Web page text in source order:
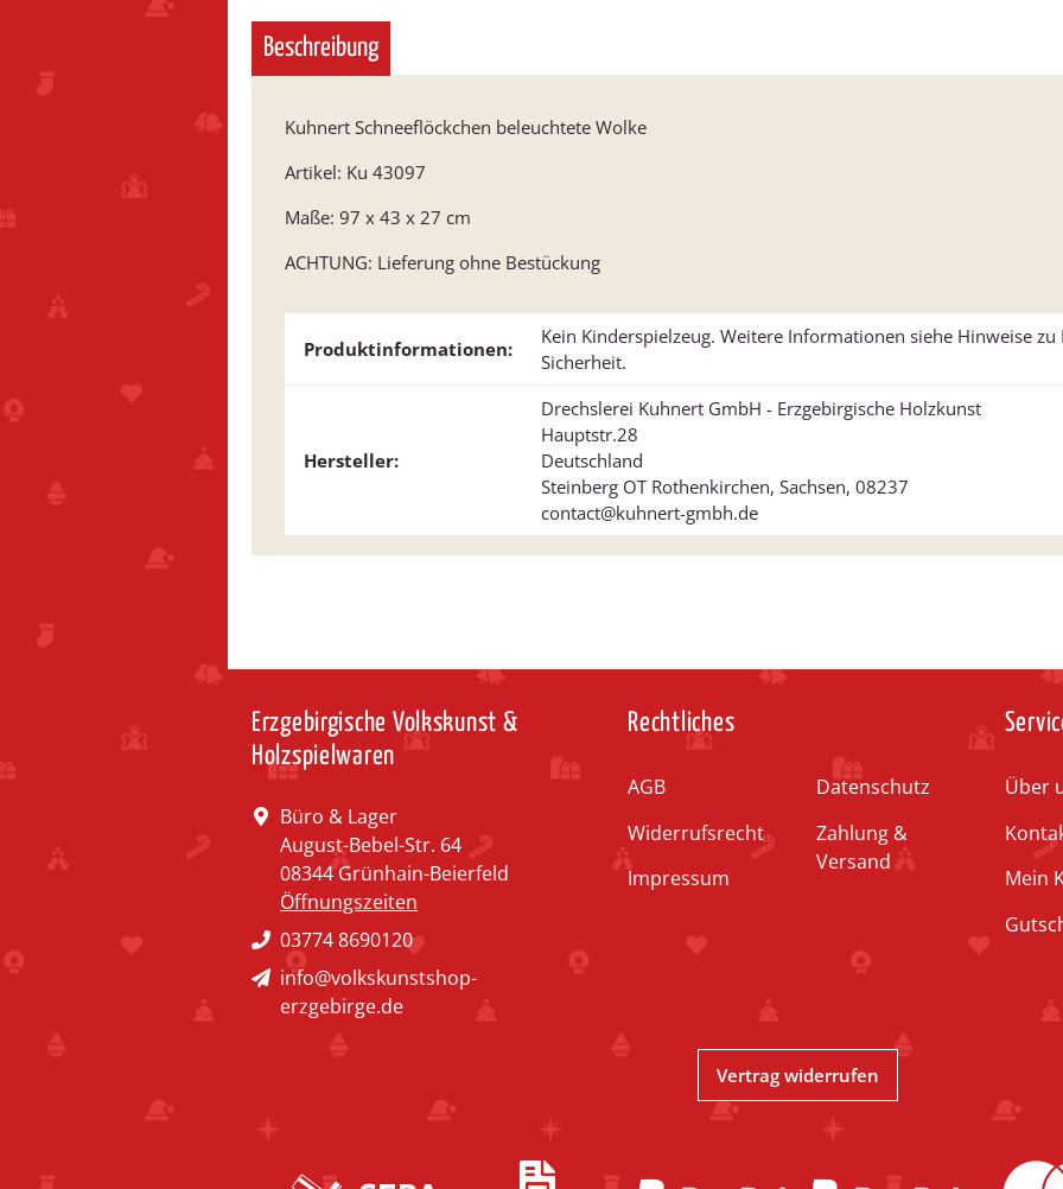
Beschreibung
Kuhnert Schneeflöckchen beleuchtete Wolke
Artikel: Ku 43097
Maße: 97 x 43 x 27 cm
ACHTUNG: Lieferung ohne Bestückung
Produktinformationen:
Kein Kinderspielzeug. Weitere Informationen siehe Hinweise
Sicherheit.
Hersteller:
Drechslerei Kuhnert GmbH - Erzgebirgische Holzkunst
Hauptstr.28
Deutschland
Steinberg OT Rothenkirchen, Sachsen, 08237
contact@kuhnert-gmbh.de
Erzgebirgische Volkskunst &
Holzspielwaren
Büro & Lager
August-Bebel-Str. 64
08344 Grünhain-Beierfeld
Öffnungszeiten
03774 8690120
info@volkskunstshop-
erzgebirge.de
Rechtliches
AGB
Widerrufsrecht
Impressum
Datenschutz
Zahlung &
Versand
Über
Mein
Vertrag widerrufen